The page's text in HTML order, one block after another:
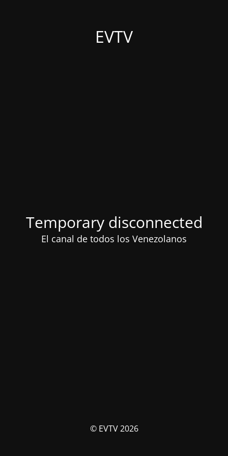
EVTV
Temporary disconnected
El canal de todos los Venezolanos
© EVTV 2026